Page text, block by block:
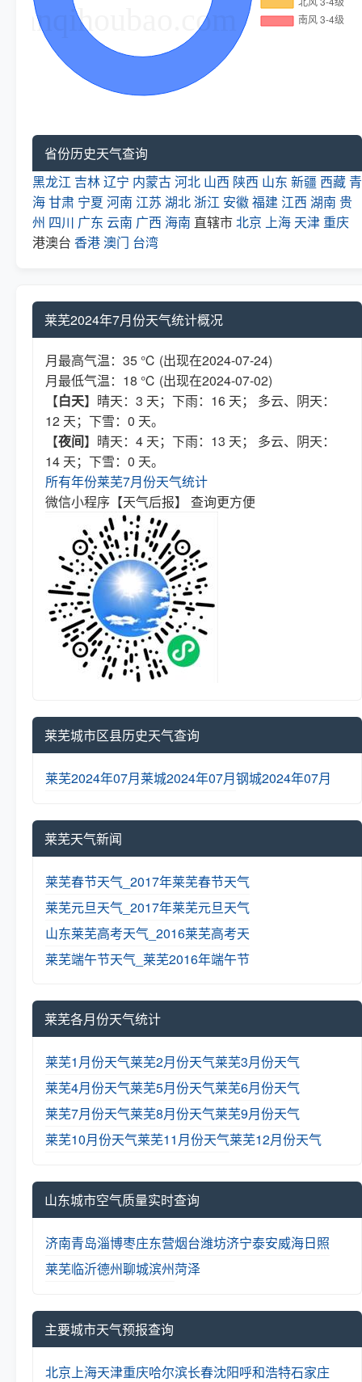
省份历史天气查询
黑龙江 吉林辽宁 内蒙古河北 山西 陕西 山东 新疆 西藏 青
海甘肃 宁夏 河南 江苏 湖北 浙江 安徽福建 江西 湖南 贵
州 四川 广东 云南 广西 海南 直辖市北京 上海 天津 重庆
港澳台 香港澳门 台湾
莱芜2024年7月份天气统计概况
月最高气温：35 ℃ (出现在2024-07-24)
月最低气温：18 ℃ (出现在2024-07-02)
【白天】晴天：3 天；下雨：16 天； 多云、阴天：
12 天；下雪：0 天。
【夜间】晴天：4 天；下雨：13 天； 多云、阴天：
14 天；下雪：0 天。
所有年份莱芜7月份天气统计
微信小程序【天气后报】 查询更方便
莱芜城市区县历史天气查询
莱芜2024年07月莱城2024年07月钢城2024年07月
莱芜天气新闻
莱芜春节天气_2017年莱芜春节天气
莱芜元旦天气_2017年莱芜元旦天气
山东莱芜高考天气_2016莱芜高考天
莱芜端午节天气_莱芜2016年端午节
莱芜各月份天气统计
莱芜1月份天气莱芜2月份天气莱芜3月份天气
莱芜4月份天气莱芜5月份天气莱芜6月份天气
莱芜7月份天气莱芜8月份天气莱芜9月份天气
莱芜10月份天气莱芜11月份天气莱芜12月份天气
山东城市空气质量实时查询
济南青岛淄博枣庄东营烟台潍坊济宁泰安威海日照
莱芜临沂德州聊城滨州菏泽
主要城市天气预报查询
北京 上海天津重庆哈尔滨长春沈阳呼和浩特石家庄